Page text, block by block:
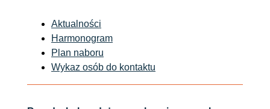
Aktualności
Harmonogram
Plan naboru
Wykaz osób do kontaktu